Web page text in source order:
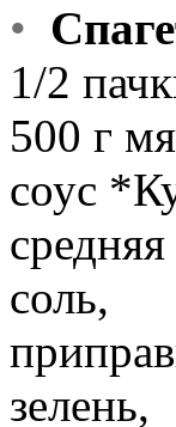
•
1/2
500 г
соус
соль,
зелень,